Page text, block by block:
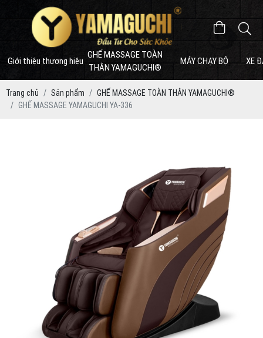
Giới thiệu thương hiệu
GHẾ MASSAGE TOÀN
THÂN YAMAGUCHI®
MÁY CHẠY BỘ XE
Trang chủ Sản phẩm
GHẾ MASSAGE TOÀN THÂN YAMAGUCHI®
GHẾ MASSAGE YAMAGUCHI YA-336